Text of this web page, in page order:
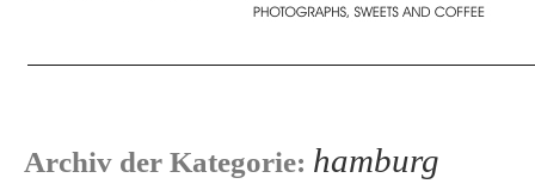
Archiv der Kategorie: hamburg